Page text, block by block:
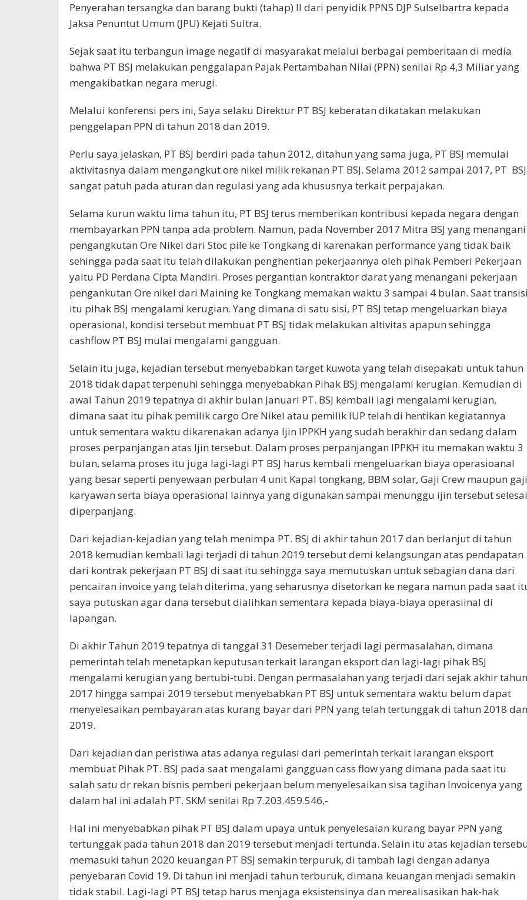
Penyerahan tersangka dan barang bukti (tahap) II dari penyidik PPNS DJP Sulselbartra kepada
Jaksa Penuntut Umum (JPU) Kejati Sultra.
Sejak saat itu terbangun image negatif di masyarakat melalui berbagai pemberitaan di media
bahwa PT BSJ melakukan penggalapan Pajak Pertambahan Nilai (PPN) senilai Rp 4,3 Miliar yang
mengakibatkan negara merugi.
Melalui konferensi pers ini, Saya selaku Direktur PT BSJ keberatan dikatakan melakukan
penggelapan PPN di tahun 2018 dan 2019.
Perlu saya jelaskan, PT BSJ berdiri pada tahun 2012, ditahun yang sama juga, PT BSJ memulai
aktivitasnya dalam mengangkut ore nikel milik rekanan PT BSJ. Selama 2012 sampai 2017, PT BSJ
sangat patuh pada aturan dan regulasi yang ada khususnya terkait perpajakan.
Selama kurun waktu lima tahun itu, PT BSJ terus memberikan kontribusi kepada negara dengan
membayarkan PPN tanpa ada problem. Namun, pada November 2017 Mitra BSJ yang menangani
pengangkutan Ore Nikel dari Stoc pile ke Tongkang di karenakan performance yang tidak baik
sehingga pada saat itu telah dilakukan penghentian pekerjaannya oleh pihak Pemberi Pekerjaan
yaitu PD Perdana Cipta Mandiri. Proses pergantian kontraktor darat yang menangani pekerjaan
pengankutan Ore nikel dari Maining ke Tongkang memakan waktu 3 sampai 4 bulan. Saat
itu pihak BSJ mengalami kerugian. Yang dimana di satu sisi, PT BSJ tetap mengeluarkan biaya
operasional, kondisi tersebut membuat PT BSJ tidak melakukan altivitas apapun sehingga
cashflow PT BSJ mulai mengalami gangguan.
Selain itu juga, kejadian tersebut menyebabkan target kuwota yang telah disepakati untuk tahun
2018 tidak dapat terpenuhi sehingga menyebabkan Pihak BSJ mengalami kerugian. Kemudian di
awal Tahun 2019 tepatnya di akhir bulan Januari PT. BSJ kembali lagi mengalami kerugian,
dimana saat itu pihak pemilik cargo Ore Nikel atau pemilik IUP telah di hentikan kegiatannya
untuk sementara waktu dikarenakan adanya Ijin IPPKH yang sudah berakhir dan sedang dalam
proses perpanjangan atas Ijin tersebut. Dalam proses perpanjangan IPPKH itu memakan waktu 3
bulan, selama proses itu juga lagi-lagi PT BSJ harus kembali mengeluarkan biaya operasioanal
yang besar seperti penyewaan perbulan 4 unit Kapal tongkang, BBM solar, Gaji Crew maupun gaji
karyawan serta biaya operasional lainnya yang digunakan sampai menunggu ijin tersebut selesai
diperpanjang.
Dari kejadian-kejadian yang telah menimpa PT. BSJ di akhir tahun 2017 dan berlanjut di tahun
2018 kemudian kembali lagi terjadi di tahun 2019 tersebut demi kelangsungan atas pendapatan
dari kontrak pekerjaan PT BSJ di saat itu sehingga saya memutuskan untuk sebagian dana dari
pencairan invoice yang telah diterima, yang seharusnya disetorkan ke negara namun pada saat
saya putuskan agar dana tersebut dialihkan sementara kepada biaya-biaya operasiinal di
lapangan.
Di akhir Tahun 2019 tepatnya di tanggal 31 Desemeber terjadi lagi permasalahan, dimana
pemerintah telah menetapkan keputusan terkait larangan eksport dan lagi-lagi pihak BSJ
mengalami kerugian yang bertubi-tubi. Dengan permasalahan yang terjadi dari sejak akhir tahun
2017 hingga sampai 2019 tersebut menyebabkan PT BSJ untuk sementara waktu belum dapat
menyelesaikan pembayaran atas kurang bayar dari PPN yang telah tertunggak di tahun 2018 dan
2019.
Dari kejadian dan peristiwa atas adanya regulasi dari pemerintah terkait larangan eksport
membuat Pihak PT. BSJ pada saat mengalami gangguan cass flow yang dimana pada saat itu
salah satu dr rekan bisnis pemberi pekerjaan belum menyelesaikan sisa tagihan Invoicenya yang
dalam hal ini adalah PT. SKM senilai Rp 7.203.459.546,-
Hal ini menyebabkan pihak PT BSJ dalam upaya untuk penyelesaian kurang bayar PPN yang
tertunggak pada tahun 2018 dan 2019 tersebut menjadi tertunda. Selain itu atas kejadian
memasuki tahun 2020 keuangan PT BSJ semakin terpuruk, di tambah lagi dengan adanya
penyebaran Covid 19. Di tahun ini menjadi tahun terburuk, dimana keuangan menjadi semakin
tidak stabil. Lagi-lagi PT BSJ tetap harus menjaga eksistensinya dan merealisasikan hak-hak